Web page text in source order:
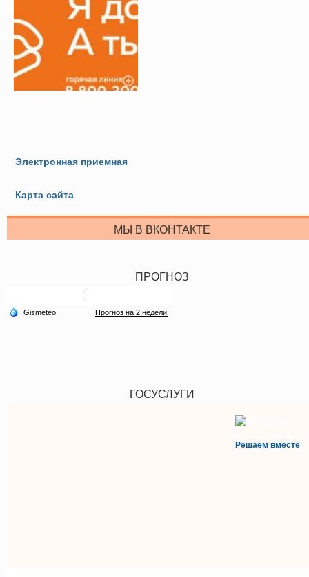
Электронная приемная
Карта сайта
МЫ В ВКОНТАКТЕ
ПРОГНОЗ
ГОСУСЛУГИ
Решаем вместе